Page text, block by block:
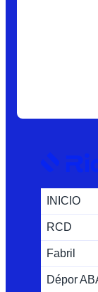
INICIO
RCD
Fabril
Dépor